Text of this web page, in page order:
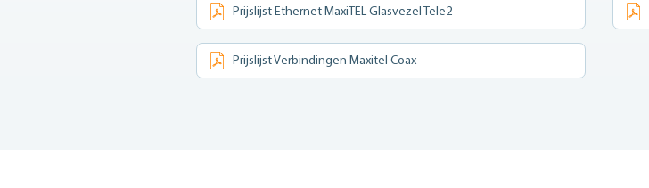
Prijslijst Ethernet MaxiTEL Glasvezel Tele2
Prijslijst Verbindingen Maxitel Coax